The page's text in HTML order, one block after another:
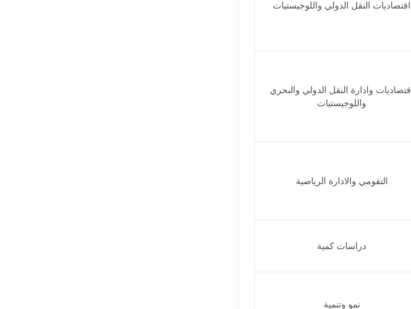
اقتصاديات النقل الدولي واللوجيستيات
اقتصاديات وادارة النقل الدولي والبحري
واللوجيستيات
التقومي والادارة الرياضية
دراسات كمية
نمو وتنمية